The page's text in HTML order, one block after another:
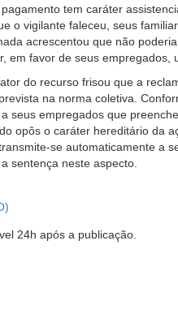
tem caráter
o vigilante faleceu, seus
acrescentou que não
em favor de seus empregados,
do recurso frisou que a
na norma coletiva.
seus empregados que
opôs o caráter hereditário da
se automaticamente a
sentença neste aspecto.
24h após a publicação.